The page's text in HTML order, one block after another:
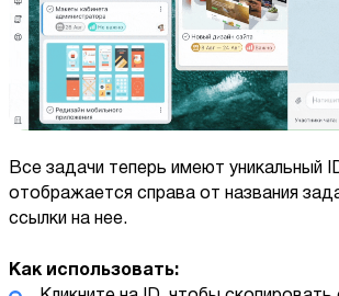
Все задачи теперь имеют уникальный
отображается справа от названия
ссылки на нее.
Как использовать: